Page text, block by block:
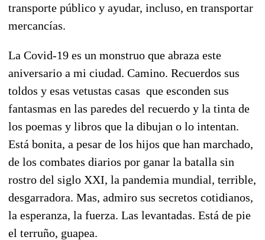
transporte público y ayudar, incluso, en transportar
mercancías.
La Covid-19 es un monstruo que abraza este
aniversario a mi ciudad. Camino. Recuerdos sus
toldos y esas vetustas casas que esconden sus
fantasmas en las paredes del recuerdo y la tinta de
los poemas y libros que la dibujan o lo intentan.
Está bonita, a pesar de los hijos que han marchado,
de los combates diarios por ganar la batalla sin
rostro del siglo XXI, la pandemia mundial, terrible,
desgarradora. Mas, admiro sus secretos cotidianos,
la esperanza, la fuerza. Las levantadas. Está de pie
el terruño, guapea.